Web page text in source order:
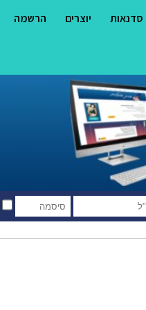
סדנאות יוצרים הרשמה